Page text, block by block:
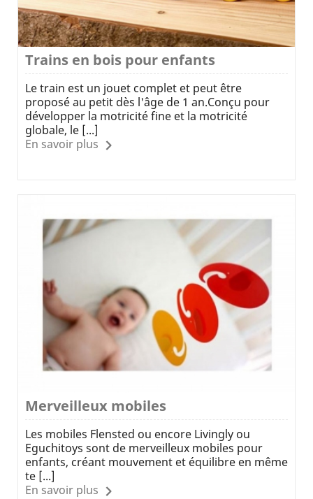
Trains en bois pour enfants
Le train est un jouet complet et peut être
proposé au petit dès l'âge de 1 an.Conçu pour
développer la motricité fine et la motricité
globale, le [...]
En savoir plus
Merveilleux mobiles
Les mobiles Flensted ou encore Livingly ou
Eguchitoys sont de merveilleux mobiles pour
enfants, créant mouvement et équilibre en même
te [...]
En savoir plus